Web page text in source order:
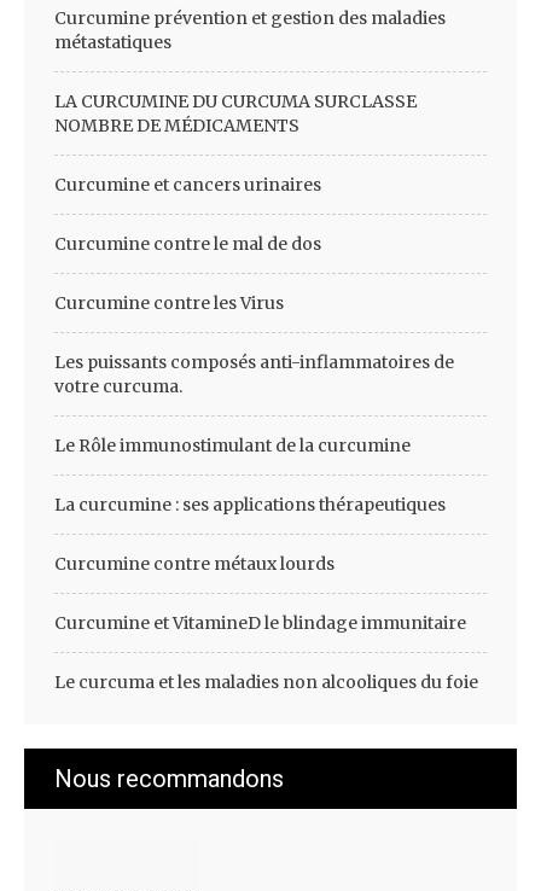
Curcumine prévention et gestion des maladies
métastatiques
LA CURCUMINE DU CURCUMA SURCLASSE
NOMBRE DE MÉDICAMENTS
Curcumine et cancers urinaires
Curcumine contre le mal de dos
Curcumine contre les Virus
Les puissants composés anti-inflammatoires de
votre curcuma.
Le Rôle immunostimulant de la curcumine
La curcumine : ses applications thérapeutiques
Curcumine contre métaux lourds
Curcumine et VitamineD le blindage immunitaire
Le curcuma et les maladies non alcooliques du foie
Nous recommandons